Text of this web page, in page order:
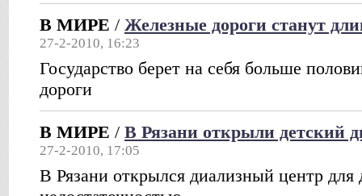
В МИРЕ / Железные дороги станут
27-2-2010, 16:23
Государство берет на себя больше
дороги
В МИРЕ / В Рязани открыли детский
27-2-2010, 17:05
В Рязани открылся диализный центр для